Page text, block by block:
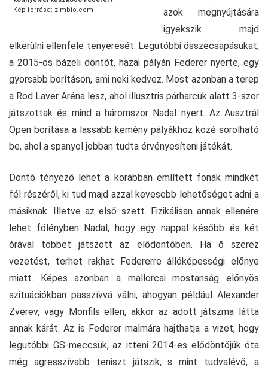
Kép forrása: zimbio.com
azok megnyújtására
igyekszik majd
elkerülni ellenfele tenyeresét. Legutóbbi összecsapásukat,
a 2015-ös bázeli döntőt, hazai pályán Federer nyerte, egy
gyorsabb borításon, ami neki kedvez. Most azonban a terep
a Rod Laver Aréna lesz, ahol illusztris párharcuk alatt 3-szor
játszottak és mind a háromszor Nadal nyert. Az Ausztrál
Open borítása a lassabb kemény pályákhoz közé sorolható
be, ahol a spanyol jobban tudta érvényesíteni játékát.
Döntő tényező lehet a korábban említett fonák mindkét
fél részéről, ki tud majd azzal kevesebb lehetőséget adni a
másiknak. Illetve az első szett. Fizikálisan annak ellenére
lehet fölényben Nadal, hogy egy nappal később és két
órával többet játszott az elődöntőben. Ha ő szerez
vezetést, terhet rakhat Federerre állóképességi előnye
miatt. Képes azonban a mallorcai mostanság előnyös
szituációkban passzívvá válni, ahogyan például Alexander
Zverev, vagy Monfils ellen, akkor az adott játszma látta
annak kárát. Az is Federer malmára hajthatja a vizet, hogy
legutóbbi GS-meccsük, az itteni 2014-es elődöntőjük óta
még agresszívabb teniszt játszik, s mint tudvalévő, a